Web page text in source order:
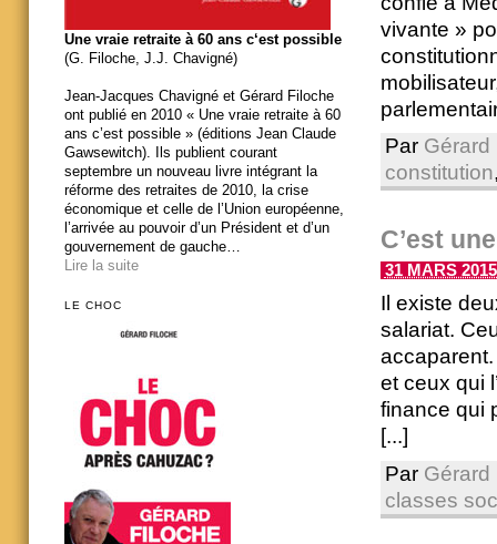
vivante »
Par Gérard
constitution
C’est
31 MARS
Il existe
salariat.
et ceux qui
finance qui
[...]
Par Gérard
classes
Une vraie retraite à 60 ans c‘est possible
(G. Filoche, J.J. Chavigné)
Jean-Jacques Chavigné et Gérard Filoche
ont publié en 2010 « Une vraie retraite à 60
ans c’est possible » (éditions Jean Claude
Gawsewitch). Ils publient courant
septembre un nouveau livre intégrant la
réforme des retraites de 2010, la crise
économique et celle de l’Union européenne,
l’arrivée au pouvoir d’un Président et d’un
gouvernement de gauche…
Lire la suite
LE CHOC